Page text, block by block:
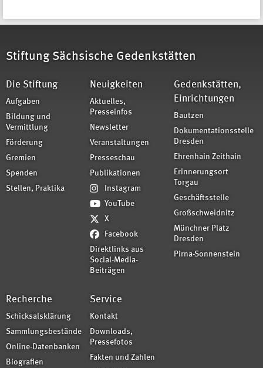
Stiftung Sächsische Gedenkstätten
Die Stiftung
Aufgaben
Bildung und
Vermittlung
Förderung
Gremien
Spenden
Stellen, Praktika
Neuigkeiten
Aktuelles,
Presseinfos
Newsletter
Veranstaltungen
Presseschau
Publikationen
Instagram
YouTube
X
Facebook
Direktlinks aus
Social-Media-
Beiträgen
Gedenkstätten,
Einrichtungen
Bautzen
Dokumentationsstelle
Dresden
Ehrenhain Zeithain
Erinnerungsort
Torgau
Geschäftsstelle
Großschweidnitz
Münchner Platz
Dresden
Pirna-Sonnenstein
Recherche
Schicksalsklärung
Sammlungsbestände
Online-Datenbanken
Biografien
Service
Kontakt
Downloads,
Pressefotos
Fakten und Zahlen